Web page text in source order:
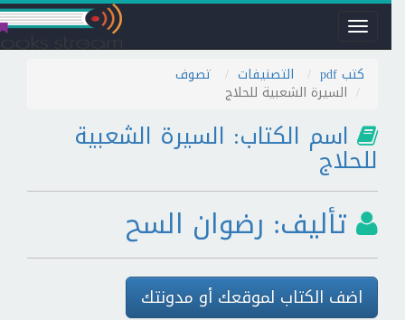
Toggle
navigation
كتب pdf
التصنيفات تصوف
السيرة الشعبية للحلاج
اسم الكتاب: السيرة الشعبية
للحلاج
تأليف: رضوان السح
اضف الكتاب لموقعك أو مدونتك